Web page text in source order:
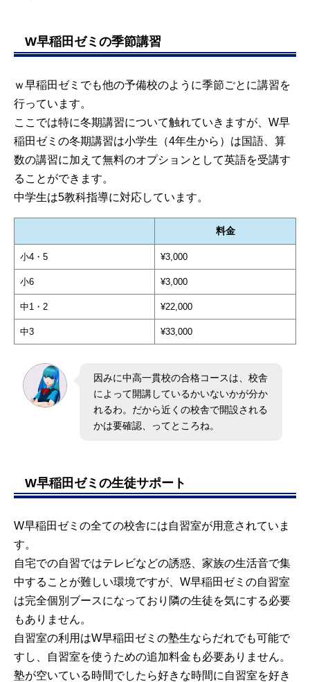
W早稲田ゼミの季節講習
ｗ早稲田ゼミでも他の予備校のように季節ごとに講習を
行っています。
ここでは特に冬期講習について触れていきますが、W早
稲田ゼミの冬期講習は小学生（4年生から）は国語、算
数の講習に加えて無料のオプションとして英語を受講す
ることができます。
中学生は5教科指導に対応しています。
料金
小4・5 ¥3,000
小6 ¥3,000
中1・2 ¥22,000
中3 ¥33,000
因みに中高一貫校の合格コースは、校舎
によって開講しているかいないかが分か
れるわ。だから近くの校舎で開設される
かは要確認、ってところね。
W早稲田ゼミの生徒サポート
W早稲田ゼミの全ての校舎には自習室が用意されていま
す。
自宅での自習ではテレビなどの誘惑、家族の生活音で集
中することが難しい環境ですが、W早稲田ゼミの自習室
は完全個別ブースになっており隣の生徒を気にする必要
もありません。
自習室の利用はW早稲田ゼミの塾生ならだれでも可能で
すし、自習室を使うための追加料金も必要ありません。
塾が空いている時間でしたら好きな時間に自習室を好き